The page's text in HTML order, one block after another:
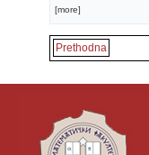
[more]
Prethodna